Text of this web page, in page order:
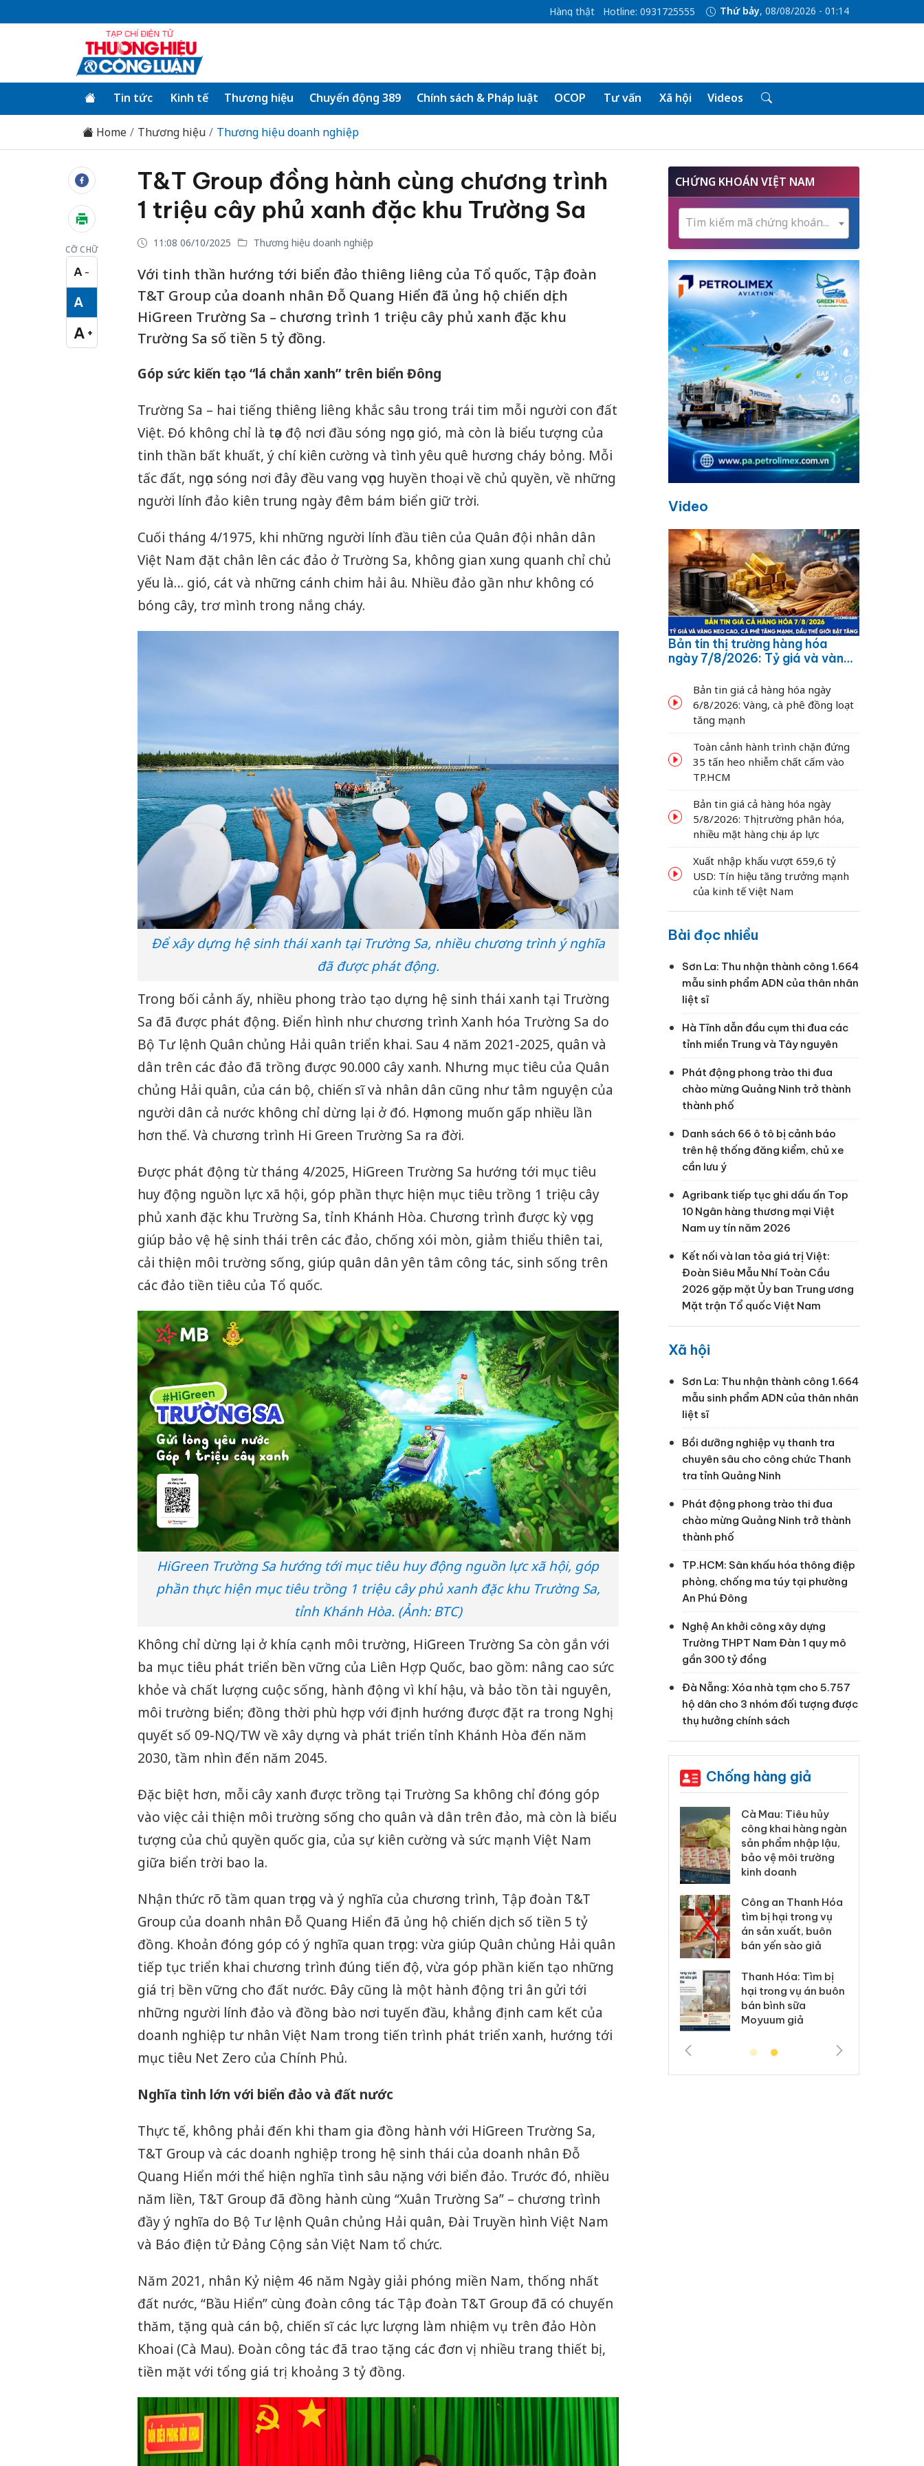
Hàng thật Hotline: 0931725555 Thứ bảy, 08/08/2026 - 01:14
Tin tức Kinh tế Thương hiệu Chuyển động 389 Chính sách & Pháp luật OCOP Tư vấn Xã hội Videos
Home Thương hiệu Thương hiệu doanh nghiệp
CỠ CHỮ
A −
Cỡ chữ nhỏ
A
Cỡ chữ vừa
A +
Cỡ chữ lớn
T&T Group đồng hành cùng chương trình
1 triệu cây phủ xanh đặc khu Trường Sa
11:08 06/10/2025 Thương hiệu doanh nghiệp
Với tinh thần hướng tới biển đảo thiêng liêng của Tổ quốc, Tập đoàn
T&T Group của doanh nhân Đỗ Quang Hiển đã ủng hộ chiến dịch
HiGreen Trường Sa – chương trình 1 triệu cây phủ xanh đặc khu
Trường Sa số tiền 5 tỷ đồng.
Góp sức kiến tạo “lá chắn xanh” trên biển Đông
Trường Sa – hai tiếng thiêng liêng khắc sâu trong trái tim mỗi người con đất
Việt. Đó không chỉ là tọa độ nơi đầu sóng ngọn gió, mà còn là biểu tượng của
tinh thần bất khuất, ý chí kiên cường và tình yêu quê hương cháy bỏng. Mỗi
tấc đất, ngọn sóng nơi đây đều vang vọng huyền thoại về chủ quyền, về những
người lính đảo kiên trung ngày đêm bám biển giữ trời.
Cuối tháng 4/1975, khi những người lính đầu tiên của Quân đội nhân dân
Việt Nam đặt chân lên các đảo ở Trường Sa, không gian xung quanh chỉ chủ
yếu là… gió, cát và những cánh chim hải âu. Nhiều đảo gần như không có
bóng cây, trơ mình trong nắng cháy.
Để xây dựng hệ sinh thái xanh tại Trường Sa, nhiều chương trình ý nghĩa
đã được phát động.
Trong bối cảnh ấy, nhiều phong trào tạo dựng hệ sinh thái xanh tại Trường
Sa đã được phát động. Điển hình như chương trình Xanh hóa Trường Sa do
Bộ Tư lệnh Quân chủng Hải quân triển khai. Sau 4 năm 2021-2025, quân và
dân trên các đảo đã trồng được 90.000 cây xanh. Nhưng mục tiêu của Quân
chủng Hải quân, của cán bộ, chiến sĩ và nhân dân cũng như tâm nguyện của
người dân cả nước không chỉ dừng lại ở đó. Họ mong muốn gấp nhiều lần
hơn thế. Và chương trình Hi Green Trường Sa ra đời.
Được phát động từ tháng 4/2025, HiGreen Trường Sa hướng tới mục tiêu
huy động nguồn lực xã hội, góp phần thực hiện mục tiêu trồng 1 triệu cây
phủ xanh đặc khu Trường Sa, tỉnh Khánh Hòa. Chương trình được kỳ vọng
giúp bảo vệ hệ sinh thái trên các đảo, chống xói mòn, giảm thiểu thiên tai,
cải thiện môi trường sống, giúp quân dân yên tâm công tác, sinh sống trên
các đảo tiền tiêu của Tổ quốc.
HiGreen Trường Sa hướng tới mục tiêu huy động nguồn lực xã hội, góp
phần thực hiện mục tiêu trồng 1 triệu cây phủ xanh đặc khu Trường Sa,
tỉnh Khánh Hòa. (Ảnh: BTC)
Không chỉ dừng lại ở khía cạnh môi trường, HiGreen Trường Sa còn gắn với
ba mục tiêu phát triển bền vững của Liên Hợp Quốc, bao gồm: nâng cao sức
khỏe và chất lượng cuộc sống, hành động vì khí hậu, và bảo tồn tài nguyên,
môi trường biển; đồng thời phù hợp với định hướng được đặt ra trong Nghị
quyết số 09-NQ/TW về xây dựng và phát triển tỉnh Khánh Hòa đến năm
2030, tầm nhìn đến năm 2045.
Đặc biệt hơn, mỗi cây xanh được trồng tại Trường Sa không chỉ đóng góp
vào việc cải thiện môi trường sống cho quân và dân trên đảo, mà còn là biểu
tượng của chủ quyền quốc gia, của sự kiên cường và sức mạnh Việt Nam
giữa biển trời bao la.
Nhận thức rõ tầm quan trọng và ý nghĩa của chương trình, Tập đoàn T&T
Group của doanh nhân Đỗ Quang Hiển đã ủng hộ chiến dịch số tiền 5 tỷ
đồng. Khoản đóng góp có ý nghĩa quan trọng: vừa giúp Quân chủng Hải quân
tiếp tục triển khai chương trình đúng tiến độ, vừa góp phần kiến tạo những
giá trị bền vững cho đất nước. Đây cũng là một hành động tri ân gửi tới
những người lính đảo và đồng bào nơi tuyến đầu, khẳng định cam kết của
doanh nghiệp tư nhân Việt Nam trong tiến trình phát triển xanh, hướng tới
mục tiêu Net Zero của Chính Phủ.
Nghĩa tình lớn với biển đảo và đất nước
Thực tế, không phải đến khi tham gia đồng hành với HiGreen Trường Sa,
T&T Group và các doanh nghiệp trong hệ sinh thái của doanh nhân Đỗ
Quang Hiển mới thể hiện nghĩa tình sâu nặng với biển đảo. Trước đó, nhiều
năm liền, T&T Group đã đồng hành cùng “Xuân Trường Sa” – chương trình
đầy ý nghĩa do Bộ Tư lệnh Quân chủng Hải quân, Đài Truyền hình Việt Nam
và Báo điện tử Đảng Cộng sản Việt Nam tổ chức.
Năm 2021, nhân Kỷ niệm 46 năm Ngày giải phóng miền Nam, thống nhất
đất nước, “Bầu Hiển” cùng đoàn công tác Tập đoàn T&T Group đã có chuyến
thăm, tặng quà cán bộ, chiến sĩ các lực lượng làm nhiệm vụ trên đảo Hòn
Khoai (Cà Mau). Đoàn công tác đã trao tặng các đơn vị nhiều trang thiết bị,
tiền mặt với tổng giá trị khoảng 3 tỷ đồng.
CHỨNG KHOÁN VIỆT NAM
Tìm kiếm mã chứng khoán...
Video
Bản tin thị trường hàng hóa
ngày 7/8/2026: Tỷ giá và vàng
dầu thế giới bật tăng
Bản tin giá cả hàng hóa ngày
6/8/2026: Vàng, cà phê đồng loạt
tăng mạnh
Toàn cảnh hành trình chặn đứng
35 tấn heo nhiễm chất cấm vào
TP.HCM
Bản tin giá cả hàng hóa ngày
5/8/2026: Thị trường phân hóa,
nhiều mặt hàng chịu áp lực
Xuất nhập khẩu vượt 659,6 tỷ
USD: Tín hiệu tăng trưởng mạnh
của kinh tế Việt Nam
Bài đọc nhiều
Sơn La: Thu nhận thành công 1.664
mẫu sinh phẩm ADN của thân nhân
liệt sĩ
Hà Tĩnh dẫn đầu cụm thi đua các
tỉnh miền Trung và Tây nguyên
Phát động phong trào thi đua
chào mừng Quảng Ninh trở thành
thành phố
Danh sách 66 ô tô bị cảnh báo
trên hệ thống đăng kiểm, chủ xe
cần lưu ý
Agribank tiếp tục ghi dấu ấn Top
10 Ngân hàng thương mại Việt
Nam uy tín năm 2026
Kết nối và lan tỏa giá trị Việt:
Đoàn Siêu Mẫu Nhí Toàn Cầu
2026 gặp mặt Ủy ban Trung ương
Mặt trận Tổ quốc Việt Nam
Xã hội
Sơn La: Thu nhận thành công 1.664
mẫu sinh phẩm ADN của thân nhân
liệt sĩ
Bồi dưỡng nghiệp vụ thanh tra
chuyên sâu cho công chức Thanh
tra tỉnh Quảng Ninh
Phát động phong trào thi đua
chào mừng Quảng Ninh trở thành
thành phố
TP.HCM: Sân khấu hóa thông điệp
phòng, chống ma túy tại phường
An Phú Đông
Nghệ An khởi công xây dựng
Trường THPT Nam Đàn 1 quy mô
gần 300 tỷ đồng
Đà Nẵng: Xóa nhà tạm cho 5.757
hộ dân cho 3 nhóm đối tượng được
thụ hưởng chính sách
Chống hàng giả
Cà Mau: Tiêu hủy
sản phẩm nhập lậu,
Công an Thanh Hóa
tìm bị hại trong vụ
án sản xuất, buôn
bán yến sào giả
Thanh Hóa: Tìm bị
hại trong vụ án buôn
bán bình sữa
Moyuum giả
Khẩn trương xác
minh, xử lý sản phẩm
Slimaura Care x3 sử
dụng giấy phép giả
mạo
Lào Cai xử lý 83 vụ vi
phạm thương mại
trong tháng 7
Hưng Yên: Xử lý 6 hộ
kinh doanh bán hàng
giả mạo nhãn hiệu
Adidas, Nike